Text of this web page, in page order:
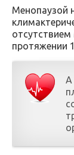
Менопаузой
протяжении
А